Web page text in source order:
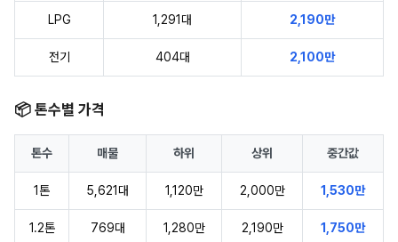
LPG 1,291대 2,190만
전기 404대 2,100만
📦 톤수별 가격
톤수 매물 하위 상위 중간값
1톤 5,621대 1,120만 2,000만 1,530만
1.2톤 769대 1,280만 2,190만 1,750만